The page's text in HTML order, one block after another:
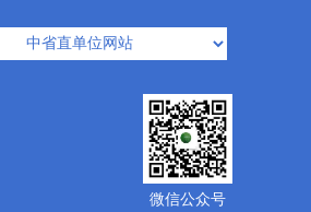
微信公众号